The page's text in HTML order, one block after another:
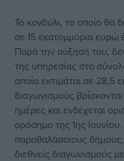
Το κονδύλι, το οποίο θα
σε 15 εκατομμύρια ευρώ
Παρά την αύξησή του,
της υπηρεσίας στο
οποίο εκτιμάται σε 28,5
διαγωνισμούς
ημέρες και ενδέχεται
ορόσημο της 1ης
παραθαλάσσιους δήμους,
διεθνείς διαγωνισμούς